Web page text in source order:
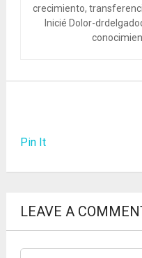
crecimiento,
Inicié Dolor-
Pin It
LEAVE A